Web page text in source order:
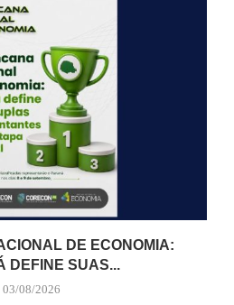
DE ECONOMIA:
DEFINE SUAS...
03/08/2026